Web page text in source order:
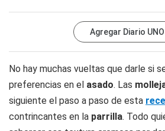
Agregar Diario
No hay muchas vueltas que darle si
preferencias en el asado. Las
siguiente el paso a paso de esta
contrincantes en la parrilla. Todo